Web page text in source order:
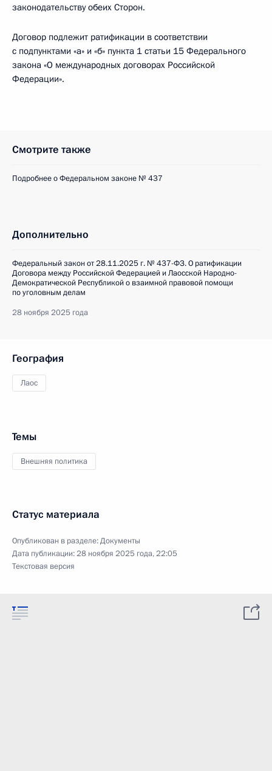
законодательству обеих Сторон.
Договор подлежит ратификации в соответствии
с подпунктами «а» и «б» пункта 1 статьи 15 Федерального
закона «О международных договорах Российской
Федерации».
Смотрите также
Подробнее о Федеральном законе № 437
Дополнительно
Федеральный закон от 28.11.2025 г. № 437-ФЗ. О ратификации
Договора между Российской Федерацией и Лаосской Народно-
Демократической Республикой о взаимной правовой помощи
по уголовным делам
28 ноября 2025 года
География
Лаос
Темы
Внешняя политика
Статус материала
Опубликован в разделе:Документы
Дата публикации:28 ноября 2025 года, 22:05
Текстовая версия